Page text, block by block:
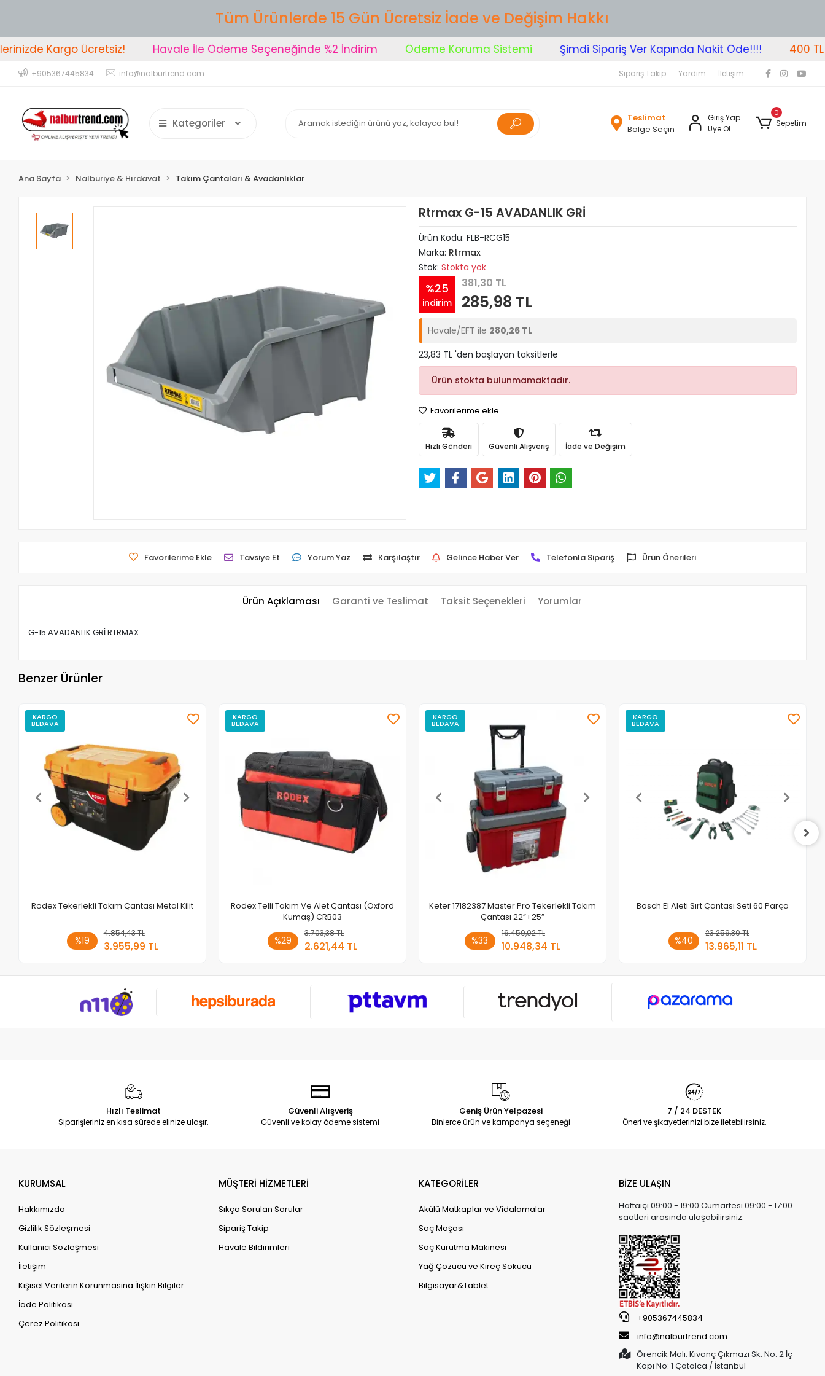
Tüm Ürünlerde 15 Gün Ücretsiz İade ve Değişim Hakkı
Kargo Ücretsiz! Havale İle Ödeme Seçeneğinde %2 İndirim Ödeme Koruma Sistemi Şimdi Sipariş Ver Kapında Nakit Öde!!!! 400 TL
+905367445834 info@nalburtrend.com Sipariş Takip Yardım İletişim
Kategoriler
Teslimat
Bölge Seçin
Giriş Yap
Üye Ol
0
Sepetim
Ana Sayfa Nalburiye & Hırdavat Takım Çantaları & Avadanlıklar
Rtrmax G-15 AVADANLIK GRİ
Ürün Kodu: FLB-RCG15
Marka: Rtrmax
Stok: Stokta yok
%25
indirim
381,30 TL
285,98 TL
Havale/EFT ile 280,26 TL
23,83 TL 'den başlayan taksitlerle
Ürün stokta bulunmamaktadır.
Favorilerime ekle
Hızlı Gönderi Güvenli Alışveriş İade ve Değişim
Favorilerime Ekle Tavsiye Et Yorum Yaz Karşılaştır Gelince Haber Ver Telefonla Sipariş Ürün Önerileri
Ürün Açıklaması Garanti ve Teslimat Taksit Seçenekleri Yorumlar
G-15 AVADANLIK GRİ RTRMAX
Benzer Ürünler
KARGO
BEDAVA
Rodex Tekerlekli Takım Çantası Metal Kilit
%19
4.854,43 TL
3.955,99 TL
Sepete Ekle
KARGO
BEDAVA
Rodex Telli Takım Ve Alet Çantası (Oxford
Kumaş) CRB03
%29
3.703,38 TL
2.621,44 TL
Sepete Ekle
KARGO
BEDAVA
Keter 17182387 Master Pro Tekerlekli Takım
Çantası 22”+25”
%33
16.450,02 TL
10.948,34 TL
Sepete Ekle
KARGO
BEDAVA
Bosch El Aleti Sırt Çantası Seti 60 Parça
%40
23.259,30 TL
13.965,11 TL
Sepete Ekle
Hızlı Teslimat
Siparişleriniz en kısa sürede elinize ulaşır.
Güvenli Alışveriş
Güvenli ve kolay ödeme sistemi
Geniş Ürün Yelpazesi
Binlerce ürün ve kampanya seçeneği
7 / 24 DESTEK
Öneri ve şikayetlerinizi bize iletebilirsiniz.
KURUMSAL
Hakkımızda
Gizlilik Sözleşmesi
Kullanıcı Sözleşmesi
İletişim
Kişisel Verilerin Korunmasına İlişkin Bilgiler
İade Politikası
Çerez Politikası
MÜŞTERİ HİZMETLERİ
Sıkça Sorulan Sorular
Sipariş Takip
Havale Bildirimleri
KATEGORİLER
Akülü Matkaplar ve Vidalamalar
Saç Maşası
Saç Kurutma Makinesi
Yağ Çözücü ve Kireç Sökücü
Bilgisayar&Tablet
BİZE ULAŞIN
Haftaiçi 09:00 - 19:00 Cumartesi 09:00 - 17:00
saatleri arasında ulaşabilirsiniz.
+905367445834
info@nalburtrend.com
Örencik Malı. Kıvanç Çıkmazı Sk. No: 2 İç
Kapı No: 1 Çatalca / İstanbul